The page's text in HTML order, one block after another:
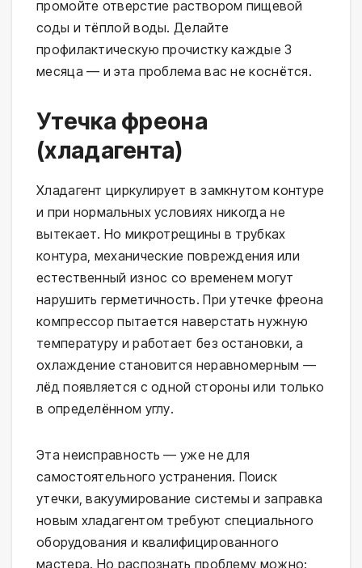
промойте отверстие раствором пищевой
соды и тёплой воды. Делайте
профилактическую прочистку каждые 3
месяца — и эта проблема вас не коснётся.
Утечка фреона
(хладагента)
Хладагент циркулирует в замкнутом контуре
и при нормальных условиях никогда не
вытекает. Но микротрещины в трубках
контура, механические повреждения или
естественный износ со временем могут
нарушить герметичность. При утечке фреона
компрессор пытается наверстать нужную
температуру и работает без остановки, а
охлаждение становится неравномерным —
лёд появляется с одной стороны или только
в определённом углу.
Эта неисправность — уже не для
самостоятельного устранения. Поиск
утечки, вакуумирование системы и заправка
новым хладагентом требуют специального
оборудования и квалифицированного
мастера. Но распознать проблему можно: